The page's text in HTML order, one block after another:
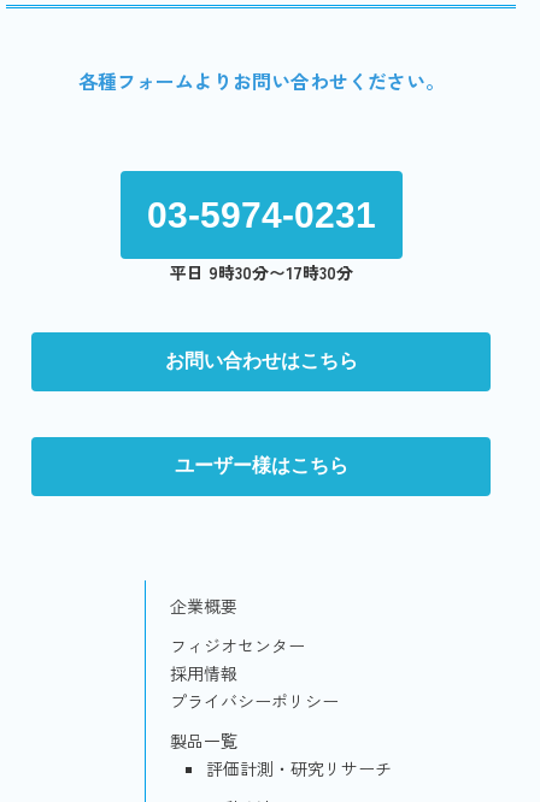
各種フォームよりお問い合わせください。
03-5974-0231
平日 9時30分〜17時30分
お問い合わせはこちら
ユーザー様はこちら
企業概要
フィジオセンター
採用情報
プライバシーポリシー
製品一覧
評価計測・研究リサーチ